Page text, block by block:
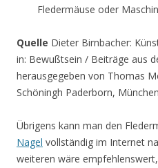
Fledermäuse oder
Quelle Dieter Birnbacher:
in: Bewußtsein / Beiträge aus
herausgegeben von Thomas
Schöningh Paderborn,
Übrigens kann man den
Nagel vollständig im Internet
weiteren wäre